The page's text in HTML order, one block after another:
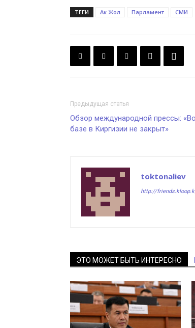
ТЕГИ Ак Жол Парламент СМИ
Предыдущая статья
Обзор международной прессы:
базе в Киргизии не закрыт»
toktonaliev
http://
ЭТО МОЖЕТ БЫТЬ ИНТЕРЕСНО